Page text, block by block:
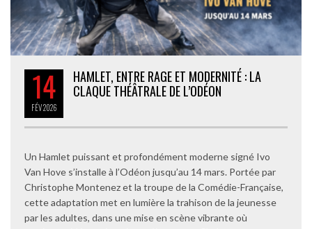
14
FÉV2026
HAMLET, ENTRE RAGE ET MODERNITÉ : LA
CLAQUE THÉÂTRALE DE L’ODÉON
Un Hamlet puissant et profondément moderne signé Ivo
Van Hove s’installe à l’Odéon jusqu’au 14 mars. Portée par
Christophe Montenez et la troupe de la Comédie-Française,
cette adaptation met en lumière la trahison de la jeunesse
par les adultes, dans une mise en scène vibrante où